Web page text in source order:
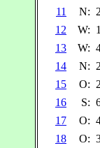
11
N: 2
12
W:
13
W:
14
N: 2
15
O: 2
16
S:
17
O:
18
O: